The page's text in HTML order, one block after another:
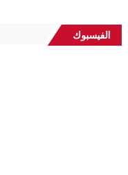
الفيسبوك